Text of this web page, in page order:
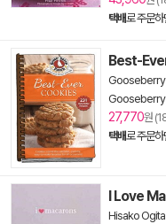
택배로 주문하
Best-
Gooseberry
Gooseberry
27,770원
택배로 주문하
I Love
Hisako Ogita